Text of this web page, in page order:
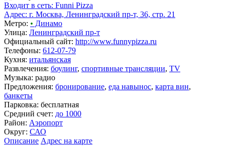
Входит в сеть: Funni Pizza
Адрес: г. Москва, Ленинградский пр-т, 36, стр. 21
Метро: • Динамо
Улица: Ленинградский пр-т
Официальный сайт: http://www.funnypizza.ru
Телефоны: 612-07-79
Кухня: итальянская
Развлечения: боулинг, спортивные трансляции, TV
Музыка: радио
Предложения: бронирование, еда навынос, карта вин,
банкеты
Парковка: бесплатная
Средний счет: до 1000
Район: Аэропорт
Округ: САО
Описание Адрес на карте